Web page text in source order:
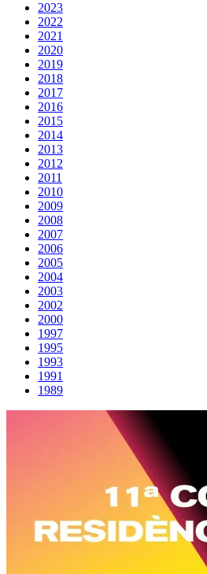
2023
2022
2021
2020
2019
2018
2017
2016
2015
2014
2013
2012
2011
2010
2009
2008
2007
2006
2005
2004
2003
2002
2000
1997
1995
1993
1991
1989